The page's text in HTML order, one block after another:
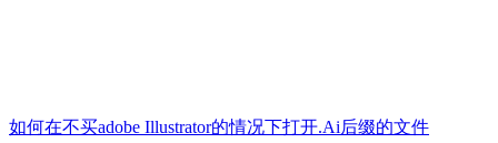
如何在不买adobe Illustrator的情况下打开.Ai后缀的文件